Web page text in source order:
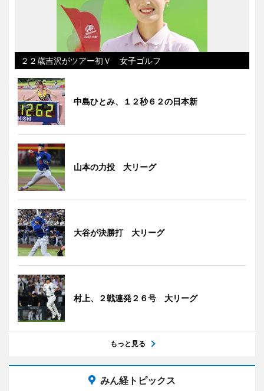
２２歳吉沢がツアー初Ｖ 女子ゴルフ
中島ひとみ、１２秒６２の日本新
山本の力投 大リーグ
大谷が決勝打 大リーグ
村上、２戦連発２６号 大リーグ
もっと見る
みん経トピックス